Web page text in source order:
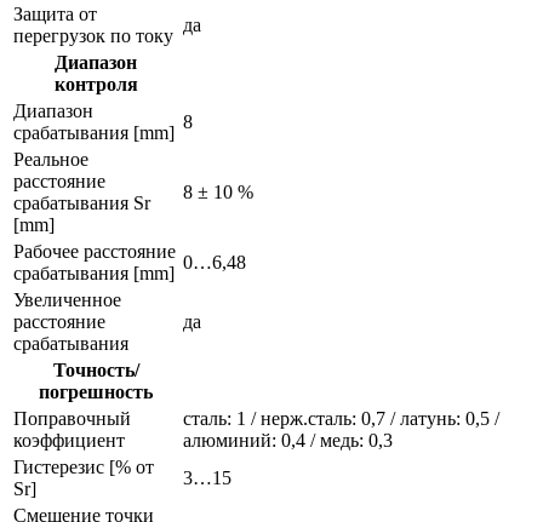
Защита от
перегрузок по току
да
Диапазон
контроля
Диапазон
срабатывания [mm]
8
Реальное
расстояние
срабатывания Sr
[mm]
8 ± 10 %
Рабочее расстояние
срабатывания [mm]
0…6,48
Увеличенное
расстояние
срабатывания
да
Точность/
погрешность
Поправочный
коэффициент
сталь: 1 / нерж.сталь: 0,7 / латунь: 0,5 /
алюминий: 0,4 / медь: 0,3
Гистерезис [% от
Sr]
3…15
Смещение точки